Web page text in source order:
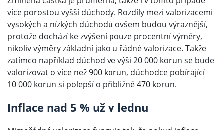
více porostou vyšší důchody. Rozdíly mezi valorizacemi
vysokých a nízkých důchodů ovšem budou výraznější,
protože dochází ke zvýšení pouze procentní výměry,
nikoliv výměry základní jako u řádné valorizace. Takže
zatímco například důchod ve výši 20 000 korun se bude
valorizovat o více než 900 korun, důchodce pobírající
10 000 korun si polepší o přibližně 470 korun.
Inflace nad 5 % už v lednu